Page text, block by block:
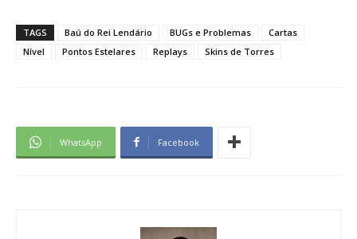
TAGS Baú do Rei Lendário BUGs e Problemas
Cartas
Nível
Pontos Estelares Replays Skins de Torres
WhatsApp Facebook